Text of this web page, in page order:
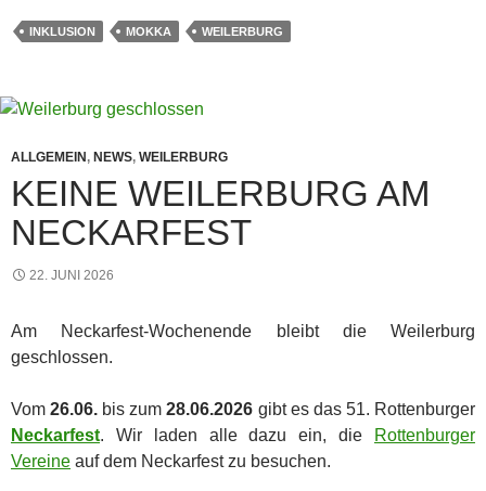
INKLUSION MOKKA WEILERBURG
ALLGEMEIN, NEWS, WEILERBURG
KEINE WEILERBURG AM
NECKARFEST
22. JUNI 2026
Am Neckarfest-Wochenende bleibt die Weilerburg
geschlossen.
Vom26.06. bis zum28.06.2026 gibt es das 51. Rottenburger
Neckarfest. Wir laden alle dazu ein, die
Rottenburger
Vereine auf dem Neckarfest zu besuchen.